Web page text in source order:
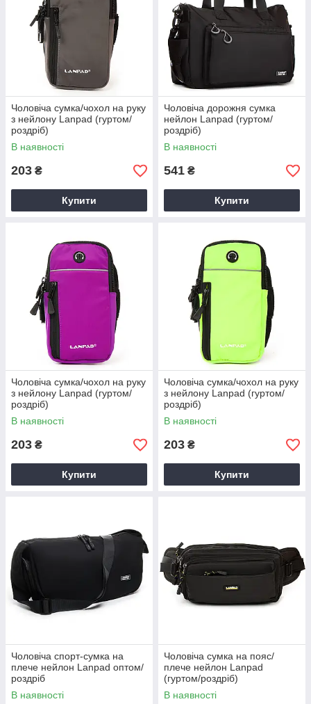
Чоловіча сумка/чохол на руку
з нейлону Lanpad (гуртом/
роздріб)
В наявності
203 ₴
Купити
Чоловіча дорожня сумка
нейлон Lanpad (гуртом/
роздріб)
В наявності
541 ₴
Купити
Чоловіча сумка/чохол на руку
з нейлону Lanpad (гуртом/
роздріб)
В наявності
203 ₴
Купити
Чоловіча сумка/чохол на руку
з нейлону Lanpad (гуртом/
роздріб)
В наявності
203 ₴
Купити
Чоловіча спорт-сумка на
плече нейлон Lanpad оптом/
роздріб
В наявності
Чоловіча сумка на пояс/
плече нейлон Lanpad
(гуртом/роздріб)
В наявності